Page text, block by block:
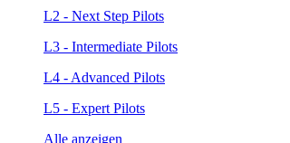
L2 - Next Step Pilots
L3 - Intermediate Pilots
L4 - Advanced Pilots
L5 - Expert Pilots
Alle anzeigen